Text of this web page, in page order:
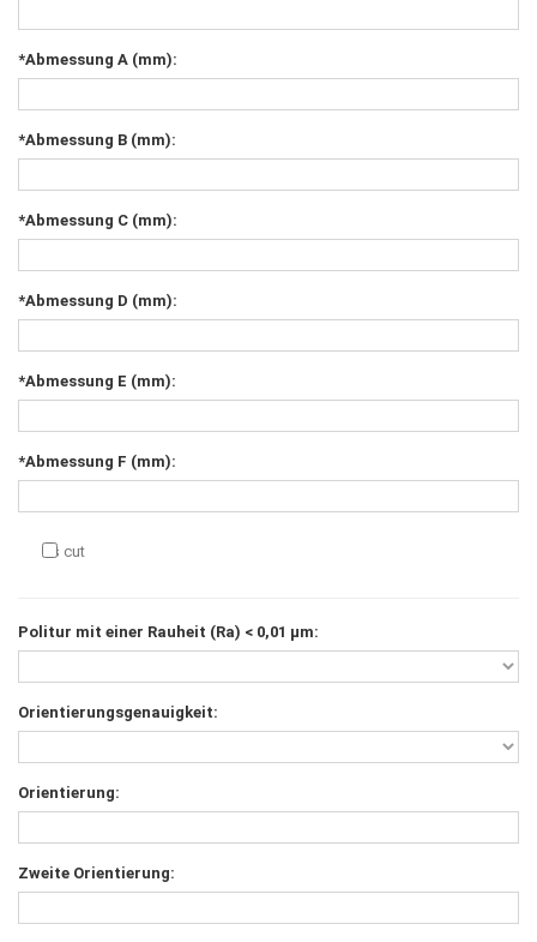
*Abmessung A (mm):
*Abmessung B (mm):
*Abmessung C (mm):
*Abmessung D (mm):
*Abmessung E (mm):
*Abmessung F (mm):
As cut
Politur mit einer Rauheit (Ra) < 0,01 μm:
Orientierungsgenauigkeit:
Orientierung:
Zweite Orientierung: